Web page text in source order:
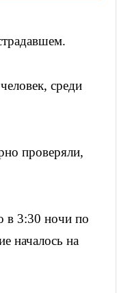
среди
проверяли,
в 3:30 ночи по
началось на